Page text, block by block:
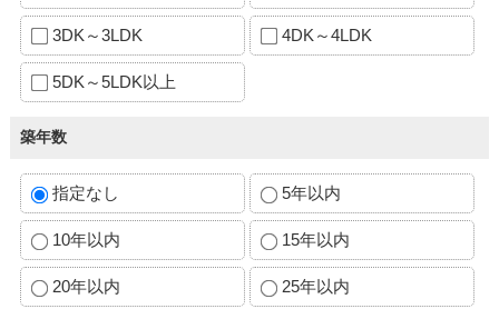
3DK～3LDK 4DK～4LDK
5DK～5LDK以上
築年数
指定なし 5年以内
10年以内 15年以内
20年以内 25年以内